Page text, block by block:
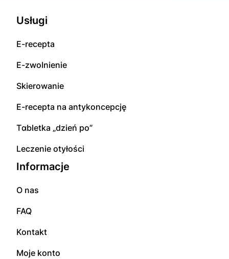
Usługi
E-rесерta
E-zwоInіenіе
Skierowanie
E-rесерta na аntуkоnсерсję
Tɑbletka „dzień po”
Leczenie otyłości
Informacje
O nas
FAQ
Kontakt
Moje konto